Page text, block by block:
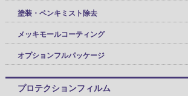
塗装・ペンキミスト除去
メッキモールコーティング
オプションフルパッケージ
プロテクションフィルム